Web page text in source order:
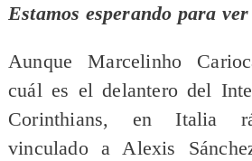
Estamos esperando para
Aunque Marcelinho
cuál es el delantero del
Corinthians, en Italia
vinculado a Alexis